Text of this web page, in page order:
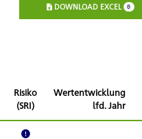
DOWNLOAD EXCEL 0
Risiko
(SRI)
Wertentwicklung
lfd. Jahr